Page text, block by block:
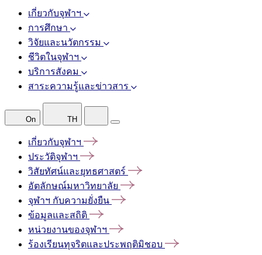
เกี่ยวกับจุฬาฯ
การศึกษา
วิจัยและนวัตกรรม
ชีวิตในจุฬาฯ
บริการสังคม
สาระความรู้และข่าวสาร
On TH
เกี่ยวกับจุฬาฯ
ประวัติจุฬาฯ
วิสัยทัศน์และยุทธศาสตร์
อัตลักษณ์มหาวิทยาลัย
จุฬาฯ กับความยั่งยืน
ข้อมูลและสถิติ
หน่วยงานของจุฬาฯ
ร้องเรียนทุจริตและประพฤติมิชอบ